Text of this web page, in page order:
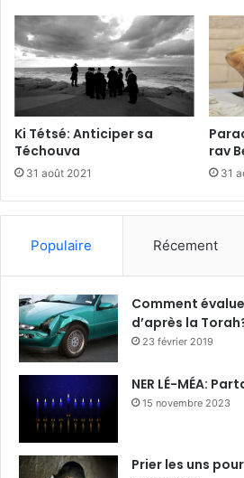
Ki Tétsé: Anticiper sa
Téchouva
31 août 2021
rav
31
Populaire Récement
Comment
d’après la
23 février 2019
NER LÉ-MÉA:
15 novembre 2023
Prier les uns